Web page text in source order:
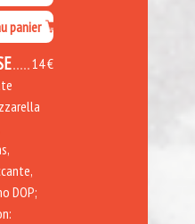
panier
14 €
DOP;